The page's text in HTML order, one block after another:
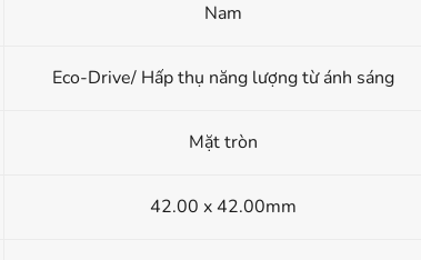
Nam
Eco-Drive/ Hấp thụ năng lượng từ ánh sáng
Mặt tròn
42.00 x 42.00mm